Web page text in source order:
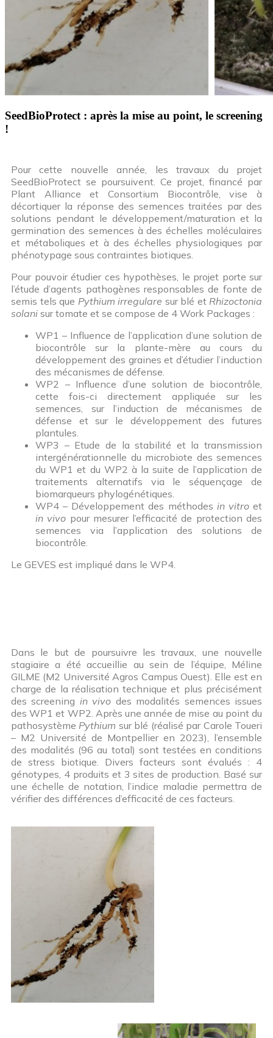
SeedBioProtect : après la mise au point, le screening
!
Pour cette nouvelle année, les travaux du projet
SeedBioProtect se poursuivent. Ce projet, financé par
Plant Alliance et Consortium Biocontrôle, vise à
décortiquer la réponse des semences traitées par des
solutions pendant le développement/maturation et la
germination des semences à des échelles moléculaires
et métaboliques et à des échelles physiologiques par
phénotypage sous contraintes biotiques.
Pour pouvoir étudier ces hypothèses, le projet porte sur
l’étude d’agents pathogènes responsables de fonte de
semis tels que Pythium irregulare sur blé et Rhizoctonia
solani sur tomate et se compose de 4 Work Packages :
WP1 – Influence de l’application d’une solution de
biocontrôle sur la plante-mère au cours du
développement des graines et d’étudier l’induction
des mécanismes de défense.
WP2 – Influence d’une solution de biocontrôle,
cette fois-ci directement appliquée sur les
semences, sur l’induction de mécanismes de
défense et sur le développement des futures
plantules.
WP3 – Etude de la stabilité et la transmission
intergénérationnelle du microbiote des semences
du WP1 et du WP2 à la suite de l’application de
traitements alternatifs via le séquençage de
biomarqueurs phylogénétiques.
WP4 – Développement des méthodes in vitroet
in vivo pour mesurer l’efficacité de protection des
semences via l’application des solutions de
biocontrôle.
Le GEVES est impliqué dans le WP4.
Dans le but de poursuivre les travaux, une nouvelle
stagiaire a été accueillie au sein de l’équipe, Méline
GILME (M2 Université Agros Campus Ouest). Elle est en
charge de la réalisation technique et plus précisément
des screening in vivo des modalités semences issues
des WP1 et WP2. Après une année de mise au point du
pathosystème Pythium sur blé (réalisé par Carole Toueri
– M2 Université de Montpellier en 2023), l’ensemble
des modalités (96 au total) sont testées en conditions
de stress biotique. Divers facteurs sont évalués : 4
génotypes, 4 produits et 3 sites de production. Basé sur
une échelle de notation, l’indice maladie permettra de
vérifier des différences d’efficacité de ces facteurs.